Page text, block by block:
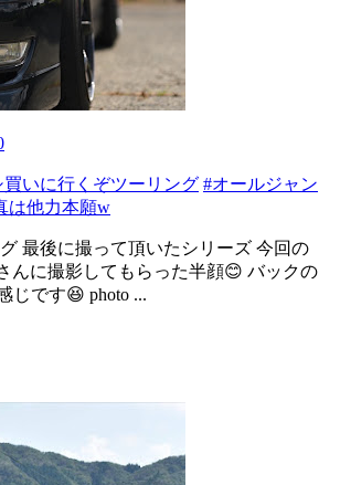
いに行くぞツーリング #オールジャン
は他力本願w
最後に撮って頂いたシリーズ 今回の
んに撮影してもらった半顔😊 バックの
じです😆 photo ...